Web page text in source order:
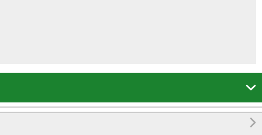

